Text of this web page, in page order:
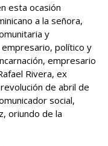
esta ocasión
a la señora,
y
empresario, político y
empresario
Rivera, ex
de abril de
social,
oriundo de la